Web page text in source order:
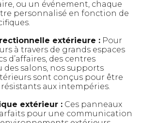
ou un événement, chaque
personnalisé en fonction de
extérieure : Pour
à travers de grands espaces
d’affaires, des centres
des salons, nos supports
sont conçus pour être
aux intempéries.
extérieur : Ces panneaux
pour une communication